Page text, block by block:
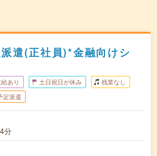
遣(正社員)*金融向けシ
あり 土日祝日が休み 残業なし
定派遣
分